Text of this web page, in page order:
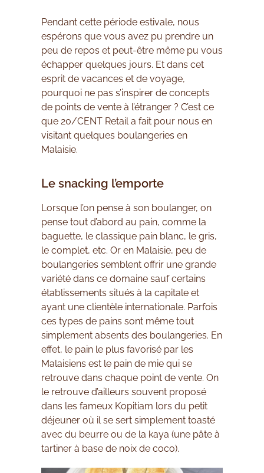
Pendant cette période estivale, nous
espérons que vous avez pu prendre un
peu de repos et peut-être même pu vous
échapper quelques jours. Et dans cet
esprit de vacances et de voyage,
pourquoi ne pas s’inspirer de concepts
de points de vente à l’étranger ? C’est ce
que 20/CENT Retail a fait pour nous en
visitant quelques boulangeries en
Malaisie.
Le snacking l’emporte
Lorsque l’on pense à son boulanger, on
pense tout d’abord au pain, comme la
baguette, le classique pain blanc, le gris,
le complet, etc. Or en Malaisie, peu de
boulangeries semblent offrir une grande
variété dans ce domaine sauf certains
établissements situés à la capitale et
ayant une clientèle internationale. Parfois
ces types de pains sont même tout
simplement absents des boulangeries. En
effet, le pain le plus favorisé par les
Malaisiens est le pain de mie qui se
retrouve dans chaque point de vente. On
le retrouve d’ailleurs souvent proposé
dans les fameux Kopitiam lors du petit
déjeuner où il se sert simplement toasté
avec du beurre ou de la kaya (une pâte à
tartiner à base de noix de coco).